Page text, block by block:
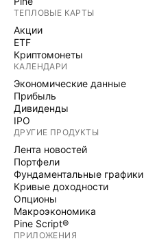
ТЕПЛОВЫЕ КАРТЫ
Акции
ETF
Криптомонеты
КАЛЕНДАРИ
Экономические данные
Прибыль
Дивиденды
IPO
ДРУГИЕ ПРОДУКТЫ
Лента новостей
Портфели
Фундаментальные графики
Кривые доходности
Опционы
Макроэкономика
Pine Script®
ПРИЛОЖЕНИЯ